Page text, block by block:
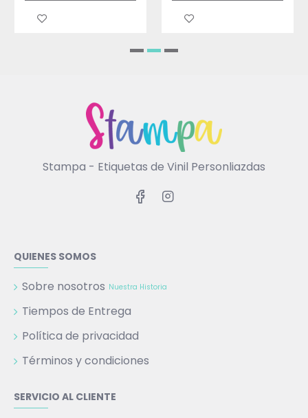
Stampa - Etiquetas de Vinil Personliazdas
QUIENES SOMOS
Sobre nosotros Nuestra Historia
Tiempos de Entrega
Política de privacidad
Términos y condiciones
SERVICIO AL CLIENTE